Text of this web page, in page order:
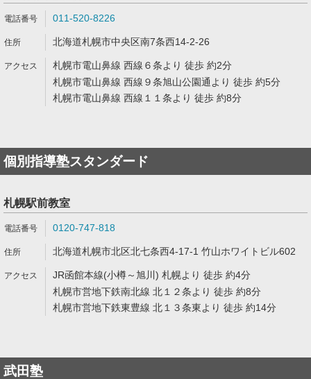
011-520-8226
北海道札幌市中央区南7条西14-2-26
札幌市電山鼻線 西線６条より 徒歩 約2分
札幌市電山鼻線 西線９条旭山公園通より 徒歩 約5分
札幌市電山鼻線 西線１１条より 徒歩 約8分
個別指導塾スタンダード
札幌駅前教室
0120-747-818
北海道札幌市北区北七条西4-17-1 竹山ホワイトビル602
JR函館本線(小樽～旭川) 札幌より 徒歩 約4分
札幌市営地下鉄南北線 北１２条より 徒歩 約8分
札幌市営地下鉄東豊線 北１３条東より 徒歩 約14分
武田塾